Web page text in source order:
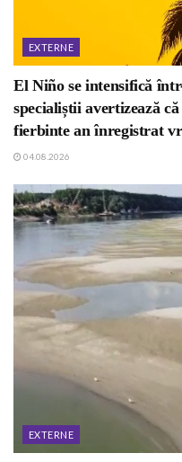
EXTERNE
El Niño se intensifică
specialiștii avertizează
fierbinte an înregistrat
04.08.2026
EXTERNE